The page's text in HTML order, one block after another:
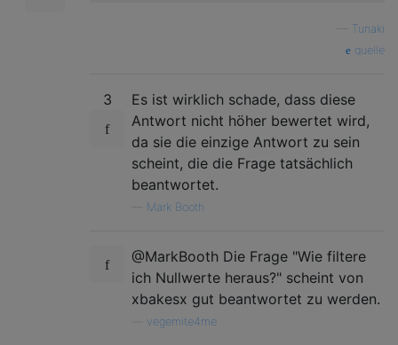
Tunaki
quelle
3
Es ist wirklich schade, dass diese
Antwort nicht höher bewertet wird,
da sie die einzige Antwort zu sein
scheint, die die Frage tatsächlich
beantwortet.
Mark Booth
@MarkBooth Die Frage "Wie filtere
ich Nullwerte heraus?" scheint von
xbakesx gut beantwortet zu werden.
vegemite4me